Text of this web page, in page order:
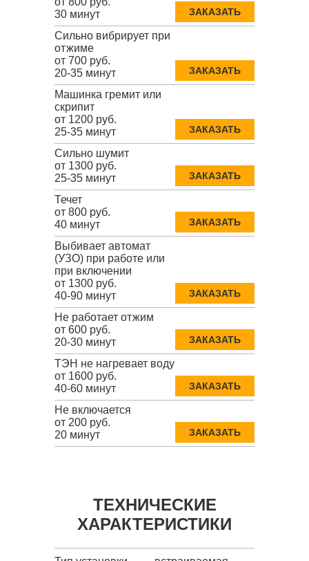
30 минут
ЗАКАЗАТЬ
Сильно вибрирует при
отжиме
от 700 руб.
20-35 минут
ЗАКАЗАТЬ
Машинка гремит или
скрипит
от 1200 руб.
25-35 минут
ЗАКАЗАТЬ
Сильно шумит
от 1300 руб.
25-35 минут
ЗАКАЗАТЬ
Течет
от 800 руб.
40 минут
ЗАКАЗАТЬ
Выбивает автомат
(УЗО) при работе или
при включении
от 1300 руб.
40-90 минут
ЗАКАЗАТЬ
Не работает отжим
от 600 руб.
20-30 минут
ЗАКАЗАТЬ
ТЭН не нагревает воду
от 1600 руб.
40-60 минут
ЗАКАЗАТЬ
Не включается
от 200 руб.
20 минут
ЗАКАЗАТЬ
ТЕХНИЧЕСКИЕ
ХАРАКТЕРИСТИКИ